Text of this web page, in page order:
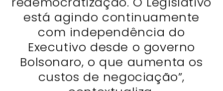
está agindo continuamente
com independência do
Executivo desde o governo
Bolsonaro, o que aumenta os
custos de negociação”,